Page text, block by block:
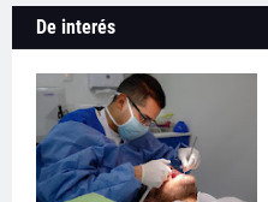
De interés